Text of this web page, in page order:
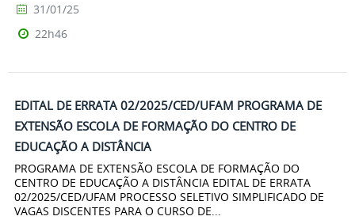
31/01/25
22h46
EDITAL DE ERRATA 02/2025/CED/UFAM PROGRAMA DE
EXTENSÃO ESCOLA DE FORMAÇÃO DO CENTRO DE
EDUCAÇÃO A DISTÂNCIA
PROGRAMA DE EXTENSÃO ESCOLA DE FORMAÇÃO DO
CENTRO DE EDUCAÇÃO A DISTÂNCIA EDITAL DE ERRATA
02/2025/CED/UFAM PROCESSO SELETIVO SIMPLIFICADO DE
VAGAS DISCENTES PARA O CURSO DE...